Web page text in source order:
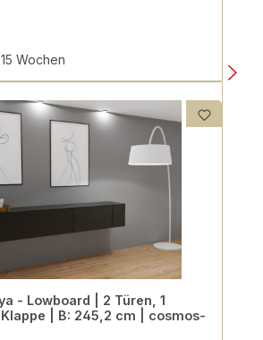
Wochen
- Lowboard | 2 Türen, 1
| B: 245,2 cm | cosmos-